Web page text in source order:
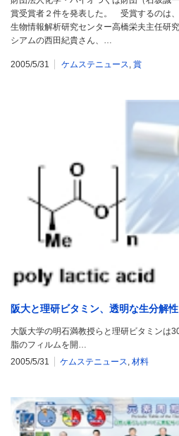
賞受賞者２件を発表した。 受賞するのは、
生物情報解析研究センター高橋栄夫主任研
シアムの西田紀貴さん、…
2005/5/31 ケムステニュース, 賞
阪大と理研ビタミン、透明な生分解
大阪大学の明石満教授らと理研ビタミンは
脂のフィルムを開…
2005/5/31
ケムステニュース, 材料